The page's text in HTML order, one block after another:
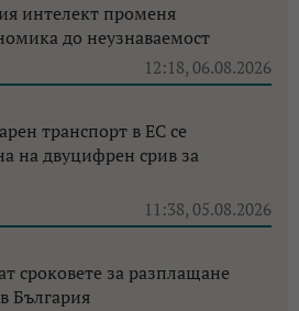
интелект променя
до неузнаваемост
12:18, 06.08.2026
транспорт в ЕС се
на двуцифрен срив за
11:38, 05.08.2026
сроковете за разплащане
България